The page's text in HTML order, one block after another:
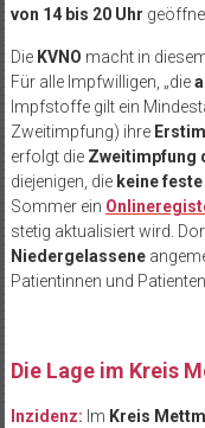
von 14 bis 20 Uhr
Die KVNO macht in
Für alle Impfwilligen, „die
Impfstoffe gilt ein
Zweitimpfung) ihre
erfolgt die Zweitimpfung
diejenigen, die keine
Sommer ein
stetig aktualisiert wird.
Niedergelassene
Patientinnen und
Die Lage im Kreis
Inzidenz: Im Kreis